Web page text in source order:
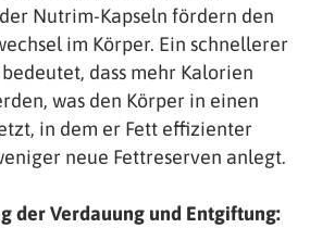
Nutrim-Kapseln fördern den
im Körper. Ein schnellerer
dass mehr Kalorien
was den Körper in einen
in dem er Fett effizienter
neue Fettreserven anlegt.
der Verdauung und Entgiftung: